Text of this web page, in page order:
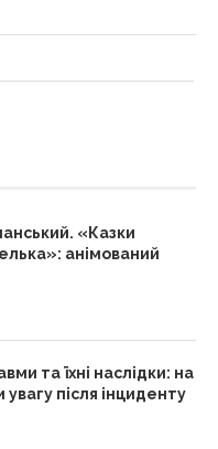
«Казки
анімований
та їхні наслідки: на
після інциденту